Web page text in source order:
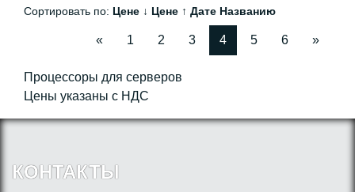
Сортировать по: Цене ↓ Цене ↑ Дате Названию
« 1 2 3 4 5 6 »
Процессоры для серверов
Цены указаны с НДС
КОНТАКТЫ